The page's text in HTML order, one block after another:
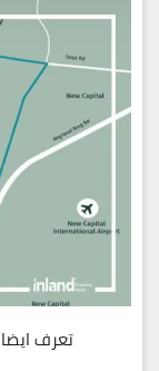
تعرف